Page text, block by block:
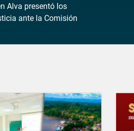
Alva presentó los
ante la Comisión